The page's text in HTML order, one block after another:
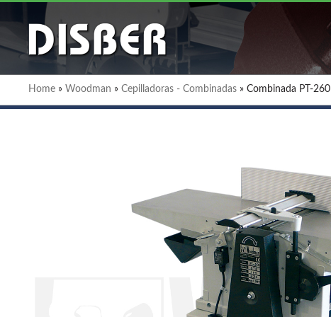
Home » Woodman » Cepilladoras - Combinadas » Combinada PT-260